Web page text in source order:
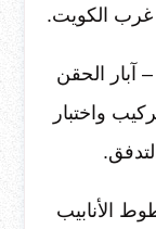
غرب الكويت.
آبار الحقن
واختبار
الأنابيب